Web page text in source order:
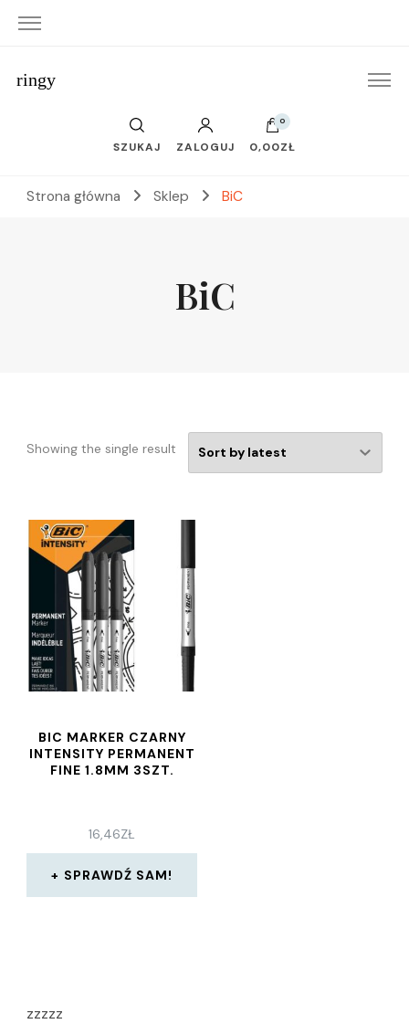
ringy
SZUKAJ ZALOGUJ
0
0,00ZŁ
Strona główna Sklep BiC
BiC
Showing the single result
BIC MARKER CZARNY
INTENSITY PERMANENT
FINE 1.8MM 3SZT.
16,46ZŁ
SPRAWDŹ SAM!
zzzzz